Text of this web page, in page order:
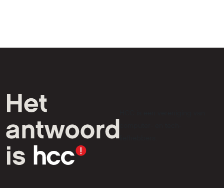
liefhebbers.